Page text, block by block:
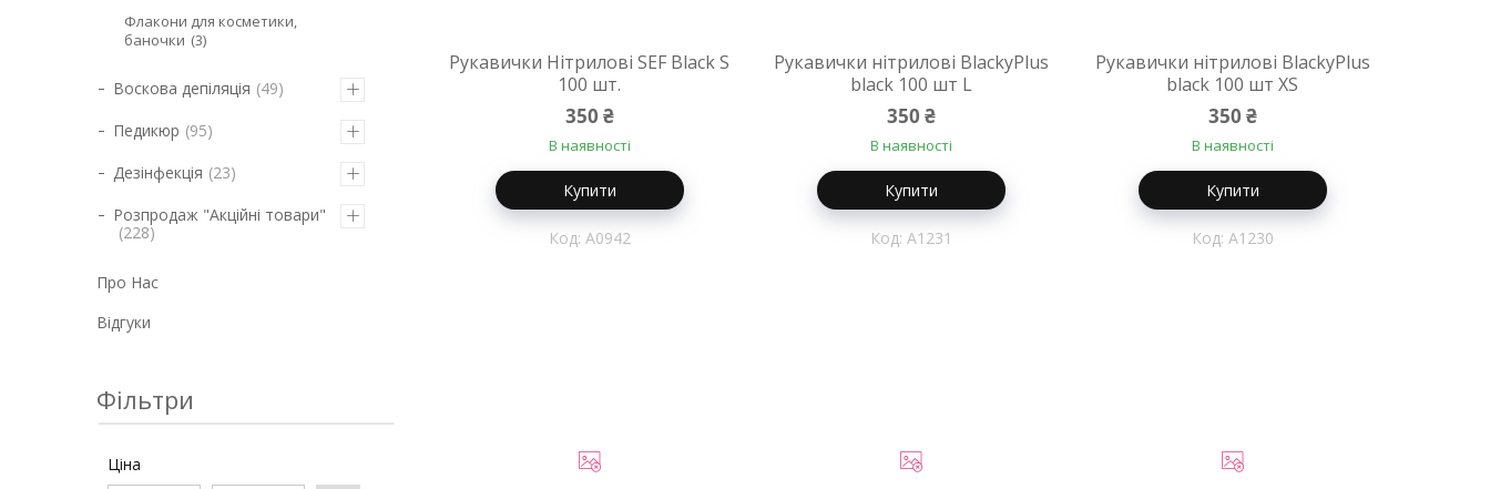
Рукавички Нітрилові SEF Black S
100 шт.
350 ₴
В наявності
Купити
A0942
Рукавички нітрилові BlackyPlus
black 100 шт L
350 ₴
В наявності
Купити
A1231
Рукавички нітрилові BlackyPlus
black 100 шт XS
350 ₴
В наявності
Купити
A1230
Флакони для косметики,
баночки 3
Воскова депіляція 49
Педикюр 95
Дезінфекція 23
Розпродаж "Акційні товари"
228
Про Нас
Відгуки
Фільтри
Ціна